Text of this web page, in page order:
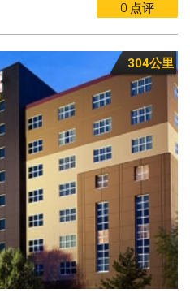
0 点评
304公里